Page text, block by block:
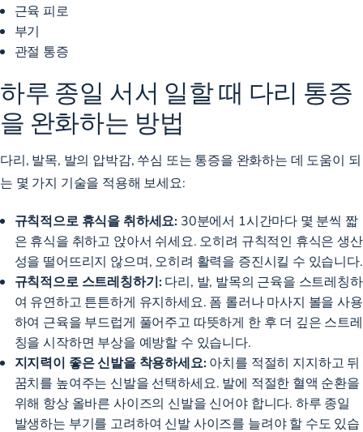
근육 피로
부기
관절 통증
하루 종일 서서 일할 때 다리 통증
을 완화하는 방법
다리, 발목, 발의 압박감, 쑤심 또는 통증을 완화하는 데 도움이 되
는 몇 가지 기술을 적용해 보세요:
규칙적으로 휴식을 취하세요: 30분에서 1시간마다 몇 분씩 짧
은 휴식을 취하고 앉아서 쉬세요. 오히려 규칙적인 휴식은 생산
성을 떨어뜨리지 않으며, 오히려 활력을 증진시킬 수 있습니다.
규칙적으로 스트레칭하기:다리, 발, 발목의 근육을 스트레칭하
여 유연하고 튼튼하게 유지하세요. 폼 롤러나 마사지 볼을 사용
하여 근육을 부드럽게 풀어주고 따뜻하게 한 후 더 깊은 스트레
칭을 시작하면 부상을 예방할 수 있습니다.
지지력이 좋은 신발을 착용하세요:아치를 적절히 지지하고 뒤
꿈치를 높여주는 신발을 선택하세요. 발에 적절한 혈액 순환을
위해 항상 올바른 사이즈의 신발을 신어야 합니다. 하루 종일
발생하는 부기를 고려하여 신발 사이즈를 늘려야 할 수도 있습